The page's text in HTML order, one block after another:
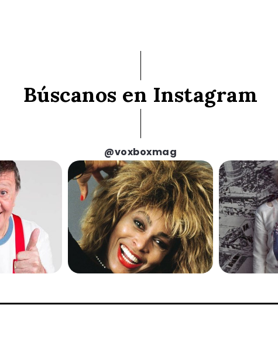
Búscanos en Instagram
@voxboxmag